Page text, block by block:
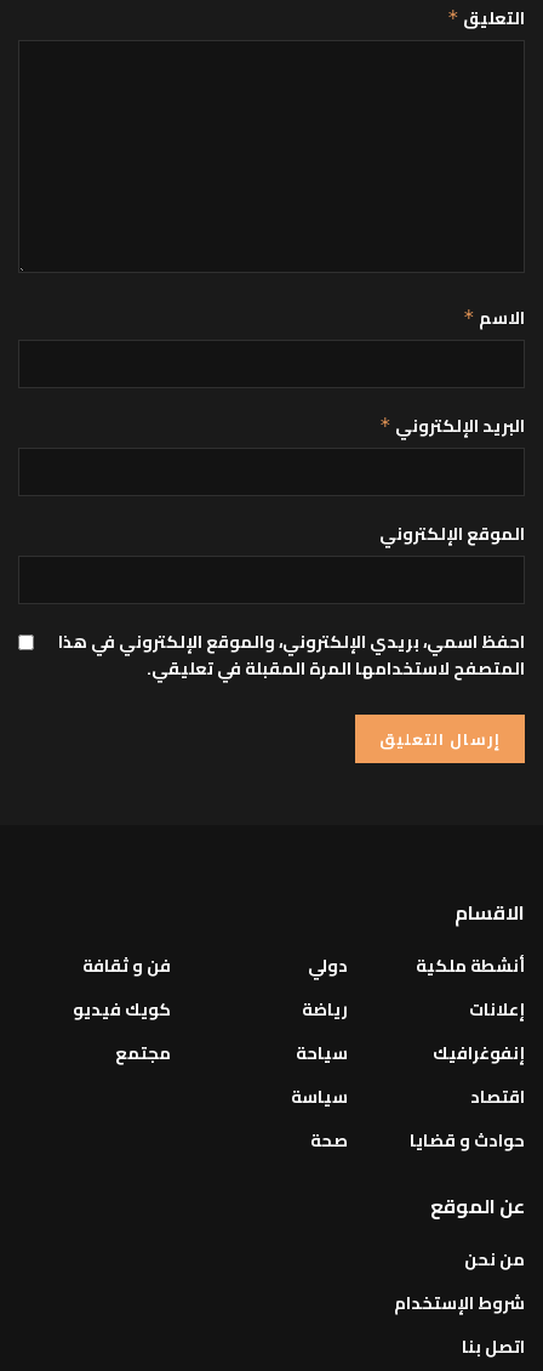
التعليق *
الاسم *
البريد الإلكتروني *
الموقع الإلكتروني
احفظ اسمي، بريدي الإلكتروني، والموقع الإلكتروني في هذا
المتصفح لاستخدامها المرة المقبلة في تعليقي.
الاقسام
أنشطة ملكية
إعلانات
إنفوغرافيك
اقتصاد
حوادث و قضايا
دولي
رياضة
سياحة
سياسة
صحة
فن و ثقافة
كويك فيديو
مجتمع
عن الموقع
من نحن
شروط الإستخدام
اتصل بنا